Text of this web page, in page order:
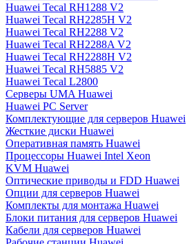
Huawei Tecal RH1288 V2
Huawei Tecal RH2285H V2
Huawei Tecal RH2288 V2
Huawei Tecal RH2288A V2
Huawei Tecal RH2288H V2
Huawei Tecal RH5885 V2
Huawei Tecal L2800
Серверы UMA Huawei
Huawei PC Server
Комплектующие для серверов Huawei
Жесткие диски Huawei
Оперативная память Huawei
Процессоры Huawei Intel Xeon
KVM Huawei
Оптические приводы и FDD Huawei
Опции для серверов Huawei
Комплекты для монтажа Huawei
Блоки питания для серверов Huawei
Кабели для серверов Huawei